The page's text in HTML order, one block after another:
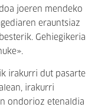
joeren mendeko
erauntsiaz
Gehiegikeria
irakurri dut pasarte
irakurri
ondorioz etenaldia